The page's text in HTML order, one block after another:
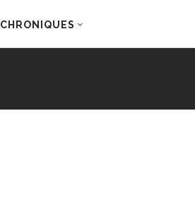
CHRONIQUES
DERNIERS ARTICLES